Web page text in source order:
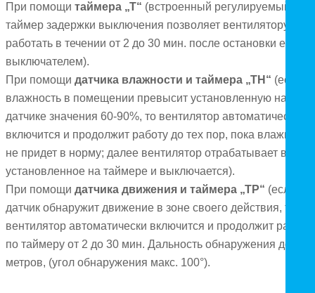
При помощи таймера „Т“ (встроенный регулируемый
таймер задержки выключения позволяет вентилятору
работать в течении от 2 до 30 мин. после остановки его
выключателем).
При помощи датчика влажности и таймера „ТН“ (если
влажность в помещении превысит установленную на
датчике значения 60-90%, то вентилятор автоматически
включится и продолжит работу до тех пор, пока влажность
не придет в норму; далее вентилятор отрабатывает
установленное на таймере и выключается).
При помощи датчика движения и таймера „ТР“ (если
датчик обнаружит движение в зоне своего действия, то
вентилятор автоматически включится и продолжит работу
по таймеру от 2 до 30 мин. Дальность обнаружения до 4
метров, (угол обнаружения макс. 100°).